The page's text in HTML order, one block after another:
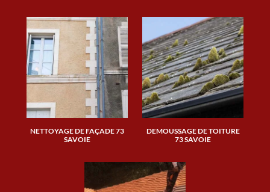
NETTOYAGE DE FAÇADE 73
SAVOIE
DEMOUSSAGE DE TOITURE
73 SAVOIE